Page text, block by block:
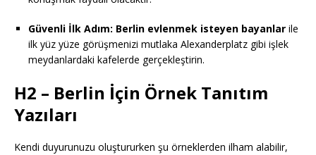
Güvenli İlk Adım: Berlin evlenmek isteyen bayanlar ile
ilk yüz yüze görüşmenizi mutlaka Alexanderplatz gibi işlek
meydanlardaki kafelerde gerçekleştirin.
H2 – Berlin İçin Örnek Tanıtım
Yazıları
Kendi duyurunuzu oluştururken şu örneklerden ilham alabilir,